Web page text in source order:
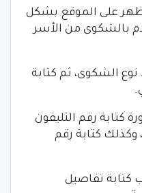
على الموقع بشكل
بالشكوى من الأسر
الشكوى، ثم كتابة
كتابة رقم التليفون
كتابة رقم
تفاصيل